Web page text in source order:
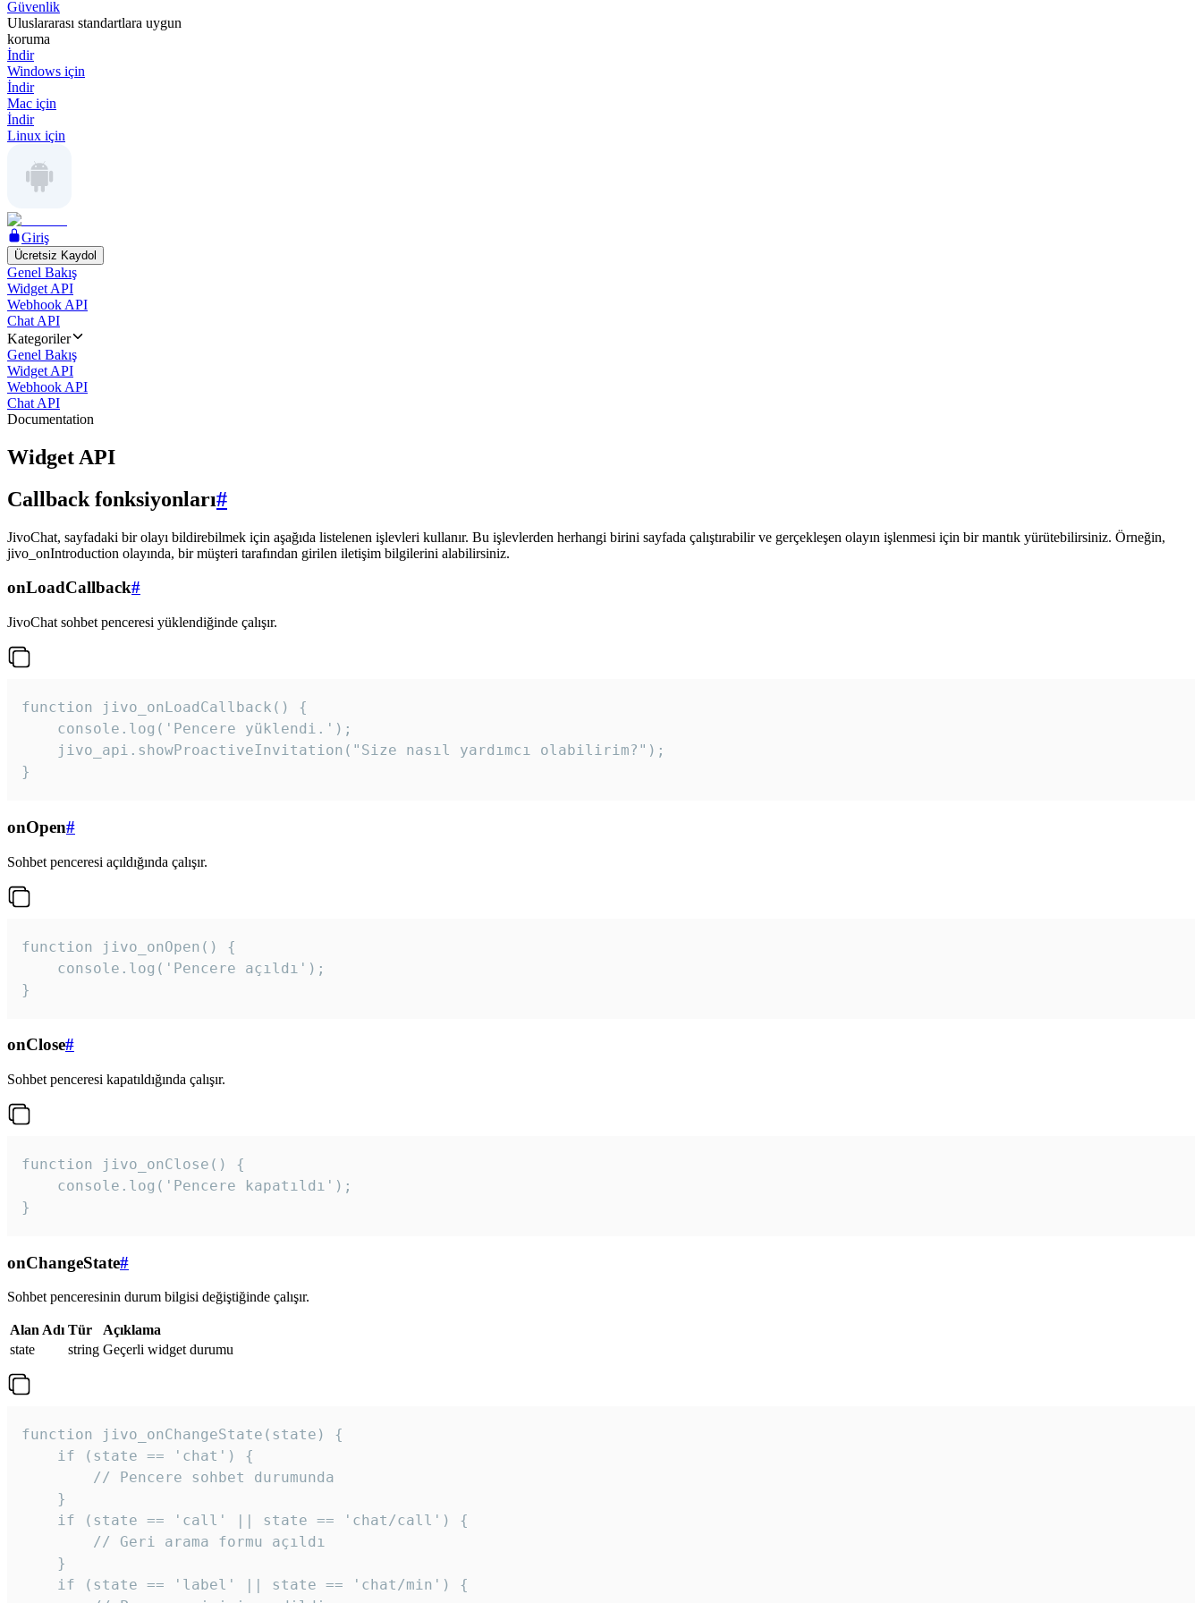
Güvenlik
Uluslararası standartlara uygun
koruma
İndir
Windows için
İndir
Mac için
İndir
Linux için
Giriş
Ücretsiz Kaydol
Genel Bakış
Widget API
Webhook API
Chat API
Kategoriler
Genel Bakış
Widget API
Webhook API
Chat API
Documentation
Widget API
Callback fonksiyonları#
JivoChat, sayfadaki bir olayı bildirebilmek için aşağıda listelenen işlevleri kullanır. Bu işlevlerden herhangi birini sayfada çalıştırabilir ve gerçekleşen olayın işlenmesi için bir mantık yürütebilirsiniz. Örneğin,
jivo_onIntroduction olayında, bir müşteri tarafından girilen iletişim bilgilerini alabilirsiniz.
onLoadCallback#
JivoChat sohbet penceresi yüklendiğinde çalışır.
function jivo_onLoadCallback() {
    console.log('Pencere yüklendi.');
    jivo_api.showProactiveInvitation("Size nasıl yardımcı olabilirim?");
}
onOpen#
Sohbet penceresi açıldığında çalışır.
function jivo_onOpen() {
    console.log('Pencere açıldı');
}
onClose#
Sohbet penceresi kapatıldığında çalışır.
function jivo_onClose() {
    console.log('Pencere kapatıldı');
}
onChangeState#
Sohbet penceresinin durum bilgisi değiştiğinde çalışır.
Alan Adı Tür
Açıklama
state
string Geçerli widget durumu
function jivo_onChangeState(state) {
    if (state == 'chat') {
        // Pencere sohbet durumunda
    }
    if (state == 'call' || state == 'chat/call') {
        // Geri arama formu açıldı
    }
    if (state == 'label' || state == 'chat/min') {